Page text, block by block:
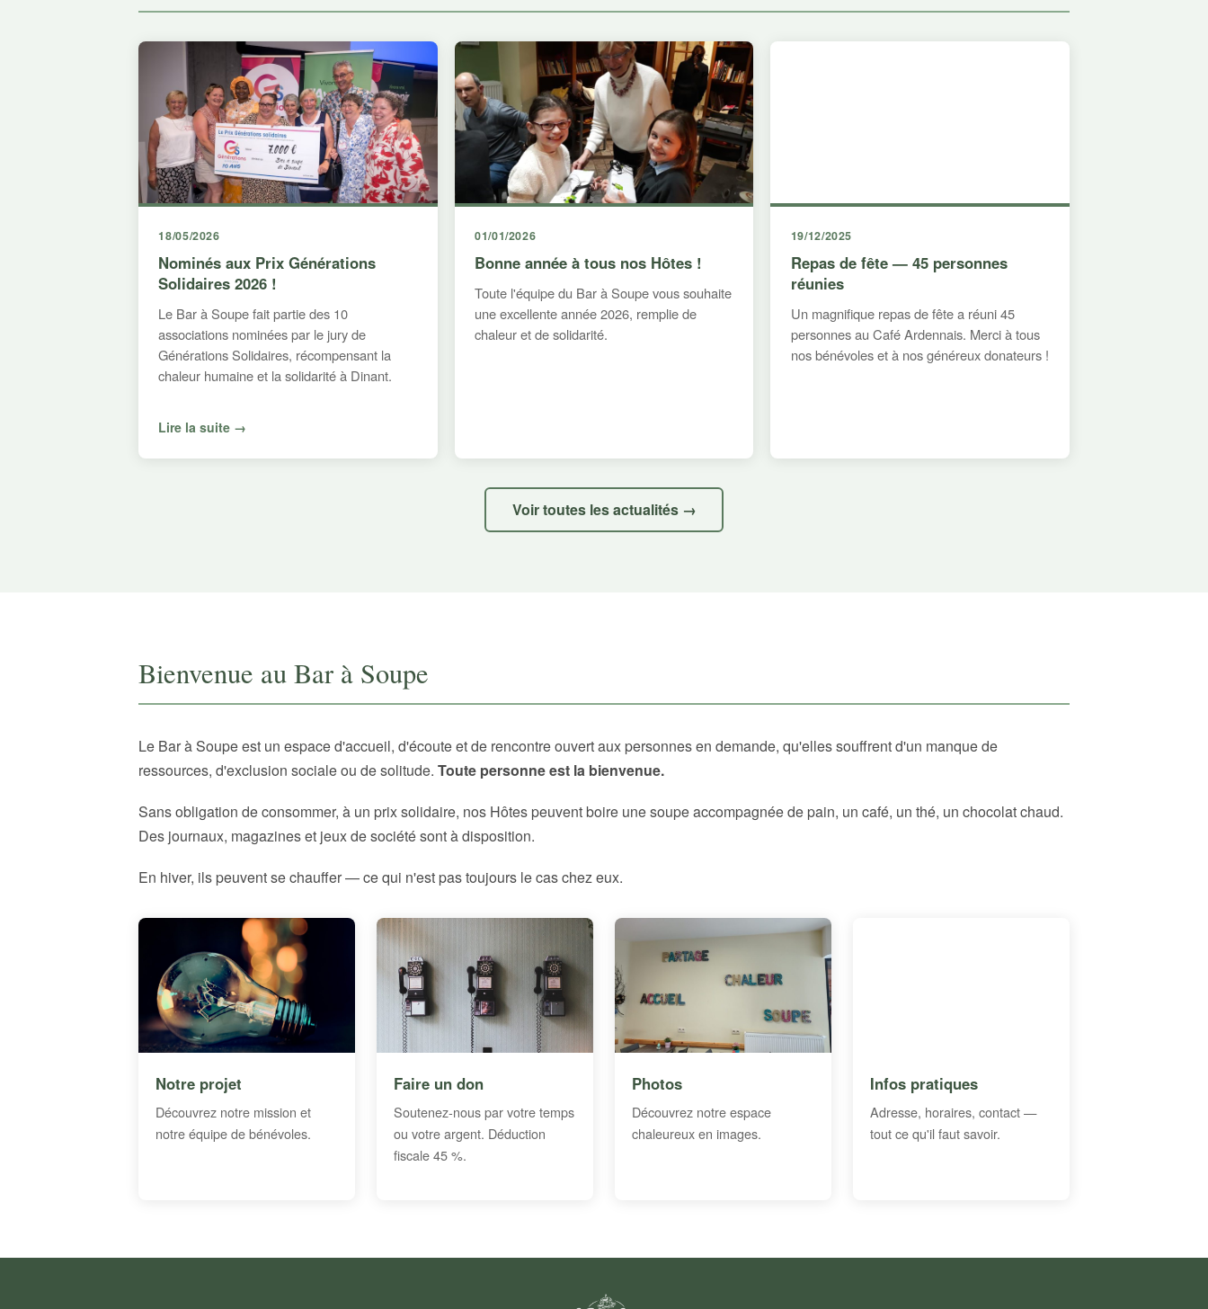
18/05/2026
Nominés aux Prix Générations
Solidaires 2026 !
Le Bar à Soupe fait partie des 10
associations nominées par le jury de
Générations Solidaires, récompensant la
chaleur humaine et la solidarité à Dinant.
Lire la suite →
01/01/2026
Bonne année à tous nos Hôtes !
Toute l'équipe du Bar à Soupe vous souhaite
une excellente année 2026, remplie de
chaleur et de solidarité.
19/12/2025
Repas de fête — 45 personnes
réunies
Un magnifique repas de fête a réuni 45
personnes au Café Ardennais. Merci à tous
nos bénévoles et à nos généreux donateurs !
Voir toutes les actualités →
Bienvenue au Bar à Soupe
Le Bar à Soupe est un espace d'accueil, d'écoute et de rencontre ouvert aux personnes en demande, qu'elles souffrent d'un manque de
ressources, d'exclusion sociale ou de solitude. Toute personne est la bienvenue.
Sans obligation de consommer, à un prix solidaire, nos Hôtes peuvent boire une soupe accompagnée de pain, un café, un thé, un chocolat chaud.
Des journaux, magazines et jeux de société sont à disposition.
En hiver, ils peuvent se chauffer — ce qui n'est pas toujours le cas chez eux.
Notre projet
Découvrez notre mission et
notre équipe de bénévoles.
Faire un don
Soutenez-nous par votre temps
ou votre argent. Déduction
fiscale 45 %.
Photos
Découvrez notre espace
chaleureux en images.
Infos pratiques
Adresse, horaires, contact —
tout ce qu'il faut savoir.